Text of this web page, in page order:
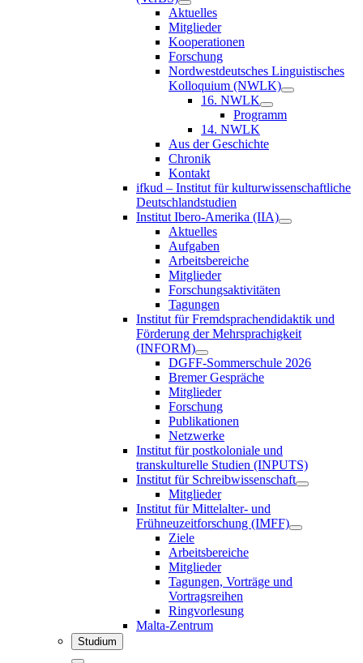
Aktuelles
Mitglieder
Kooperationen
Forschung
Nordwestdeutsches Linguistisches
Kolloquium (NWLK)
16. NWLK
Programm
14. NWLK
Aus der Geschichte
Chronik
Kontakt
ifkud – Institut für kulturwissenschaftliche
Deutschlandstudien
Institut Ibero-Amerika (IIA)
Aktuelles
Aufgaben
Arbeitsbereiche
Mitglieder
Forschungsaktivitäten
Tagungen
Institut für Fremdsprachendidaktik und
Förderung der Mehrsprachigkeit
(INFORM)
DGFF-Sommerschule 2026
Bremer Gespräche
Mitglieder
Forschung
Publikationen
Netzwerke
Institut für postkoloniale und
transkulturelle Studien (INPUTS)
Institut für Schreibwissenschaft
Mitglieder
Institut für Mittelalter- und
Frühneuzeitforschung (IMFF)
Ziele
Arbeitsbereiche
Mitglieder
Tagungen, Vorträge und
Vortragsreihen
Ringvorlesung
Malta-Zentrum
Studium